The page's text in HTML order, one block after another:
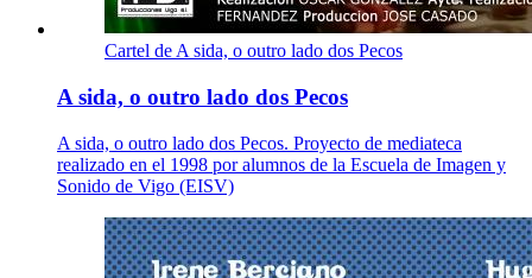
Cartel de A sida, o outro lado dos Pecos
A sida, o outro lado dos Pecos
A sida, o outro lado dos Pecos. Proyecto de mediateca
realizado en el 1998 por alumnos de la Escuela de Imagen y
Sonido de Vigo (EISV)